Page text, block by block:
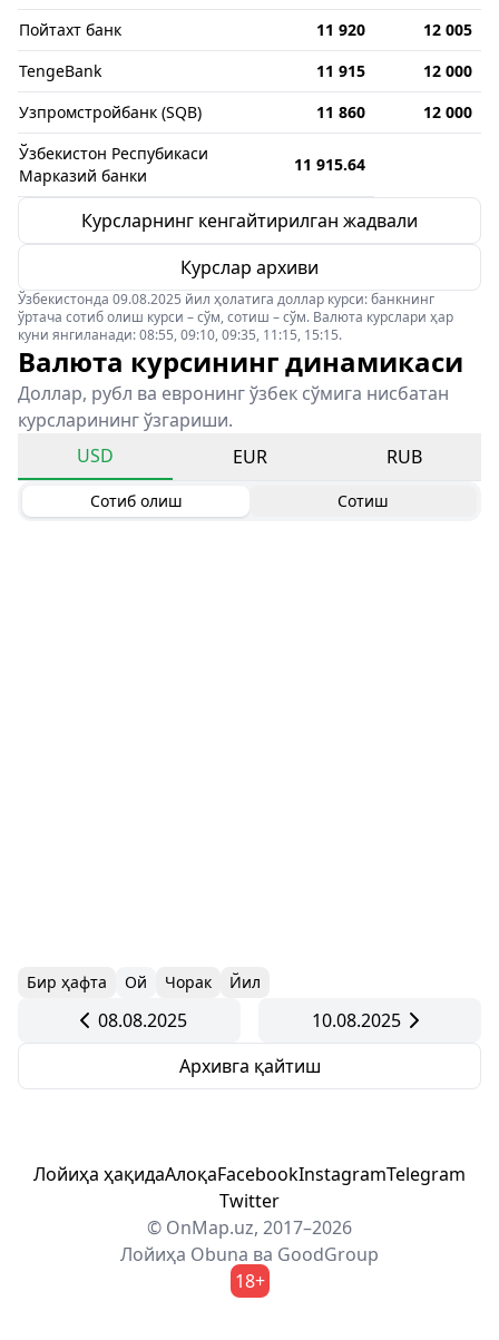
Пойтахт банк
11 920
12 005
TengeBank
11 915
12 000
Узпромстройбанк (SQB)
11 860
12 000
Ўзбекистон Респубикаси
Марказий банки
11 915.64
Курсларнинг кенгайтирилган жадвали
Курслар архиви
Ўзбекистонда 09.08.2025 йил ҳолатига доллар курси: банкнинг
ўртача сотиб олиш курси – сўм, сотиш – сўм. Валюта курслари ҳар
куни янгиланади: 08:55, 09:10, 09:35, 11:15, 15:15.
Валюта курсининг динамикаси
Доллар, рубл ва евронинг ўзбек сўмига нисбатан
курсларининг ўзгариши.
USD
EUR RUB
Сотиб олиш Сотиш
Бир ҳафта Ой Чорак Йил
08.08.2025
10.08.2025
Архивга қайтиш
Лойиҳа ҳақидаАлоқаFacebookInstagramTelegram
Twitter
© OnMap.uz, 2017–2026
Лойиҳа Obuna ва GoodGroup
18+